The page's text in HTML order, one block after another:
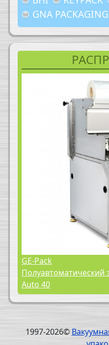
GNA PACKAGING
GE-Pack
Полуавтоматический
Auto 40
1997-2026©